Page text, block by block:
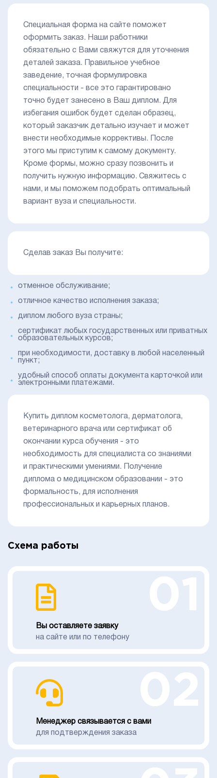
Специальная форма на сайте поможет
оформить заказ. Наши работники
обязательно с Вами свяжутся для уточнения
деталей заказа. Правильное учебное
заведение, точная формулировка
специальности - все это гарантировано
точно будет занесено в Ваш диплом. Для
избегания ошибок будет сделан образец,
который заказчик детально изучает и может
внести необходимые коррективы. После
этого мы приступим к самому документу.
Кроме формы, можно сразу позвонить и
получить нужную информацию. Свяжитесь с
нами, и мы поможем подобрать оптимальный
вариант вуза и специальности.
Сделав заказ Вы получите:
отменное обслуживание;
отличное качество исполнения заказа;
диплом любого вуза страны;
сертификат любых государственных или приватных
образовательных курсов;
при необходимости, доставку в любой населенный
пункт;
удобный способ оплаты документа карточкой или
электронными платежами.
Купить диплом косметолога, дерматолога,
ветеринарного врача или сертификат об
окончании курса обучения - это
необходимость для специалиста со знаниями
и практическими умениями. Получение
диплома о медицинском образовании - это
формальность, для исполнения
профессиональных и карьерных планов.
Схема работы
Вы оставляете заявку
на сайте или по телефону
Менеджер связывается с вами
для подтверждения заказа